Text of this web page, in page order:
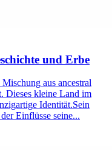
und Erbe
aus ancestral
Dieses kleine Land im
Identität.Sein
Einflüsse seine...